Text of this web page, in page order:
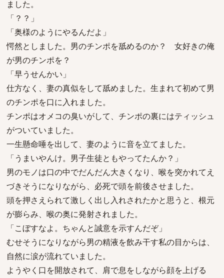
ました。
「？？」
「奥様のようにやるんだよ」
愕然としました。男のチンポを舐めるのか？ 女好きの俺
が男のチンポを？
「早うせんかい」
仕方なく、妻の真似をして舐めました。生まれて初めて男
のチンポを口に入れました。
チンポはオメコの臭いがして、チンポの裏にはティッシュ
がついていました。
一生懸命唾を出して、妻のように音を立てました。
「うまいやんけ。男子生徒ともやってたんか？」
男のモノは口の中でだんだん大きくなり、喉を突かれてえ
づきそうになりながら、必死で頭を前後させました。
頭を押さえられて激しく出し入れされたかと思うと、根元
が膨らみ、喉の奥に発射されました。
「こぼすなよ。ちゃんと誠意を示すんだぞ」
むせそうになりながら男の精液を飲み干す私の目からは、
自然に涙が流れていました。
ようやく口を開放されて、肩で息をしながら顔を上げる